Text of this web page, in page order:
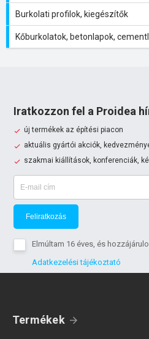
Burkolati profilok, kiegészítők
Kőburkolatok, betonlapok,
Iratkozzon fel a Proidea
új termékek az építési piacon
aktuális gyártói akciók,
szakmai kiállítások, konferenciák,
Feliratkozás
Elmúltam 16 éves, és
Adatkezelési tájékoztató
Termékek